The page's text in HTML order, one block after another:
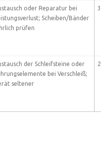
oder Reparatur bei
Scheiben/Bänder
prüfen
der Schleifsteine oder
bei Verschleiß;
seltener